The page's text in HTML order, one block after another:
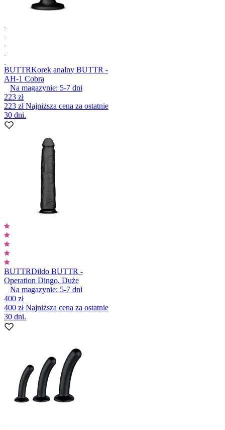
BUTTRKorek analny BUTTR -
AH-1 Cobra
Na magazynie: 5-7 dni
223 zł
223 złNajniższa cena za ostatnie
30 dni.
BUTTRDildo BUTTR -
Operation Dingo, Duże
Na magazynie: 5-7 dni
400 zł
400 złNajniższa cena za ostatnie
30 dni.